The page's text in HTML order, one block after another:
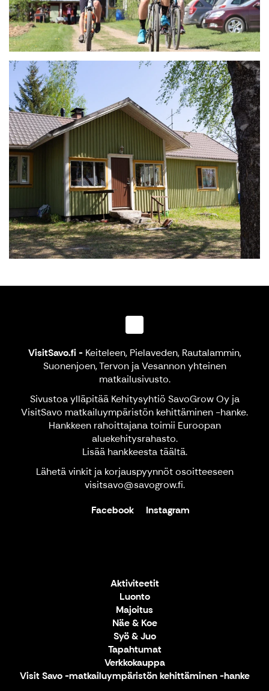
VisitSavo.fi - Keiteleen, Pielaveden, Rautalammin,
Suonenjoen, Tervon ja Vesannon yhteinen
matkailusivusto.
Sivustoa ylläpitää Kehitysyhtiö SavoGrow Oy ja
VisitSavo matkailuympäristön kehittäminen -hanke.
Hankkeen rahoittajana toimii Euroopan
aluekehitysrahasto.
Lisää hankkeestatäältä.
Lähetä vinkit ja korjauspyynnöt osoitteeseen
visitsavo@savogrow.fi.
Facebook
Instagram
Aktiviteetit
Luonto
Majoitus
Näe & Koe
Syö & Juo
Tapahtumat
Verkkokauppa
Visit Savo -matkailuympäristön kehittäminen -hanke